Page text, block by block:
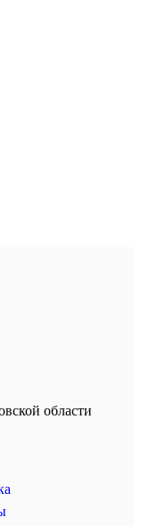
области